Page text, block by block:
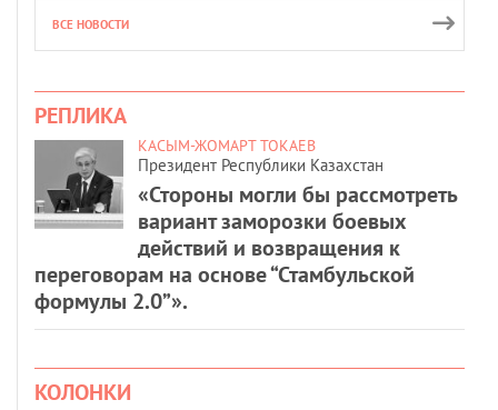
ВСЕ НОВОСТИ
РЕПЛИКА
КАСЫМ-ЖОМАРТ ТОКАЕВ
Президент Республики Казахстан
«Стороны могли бы рассмотреть
вариант заморозки боевых
действий и возвращения к
переговорам на основе “Стамбульской
формулы 2.0”».
КОЛОНКИ